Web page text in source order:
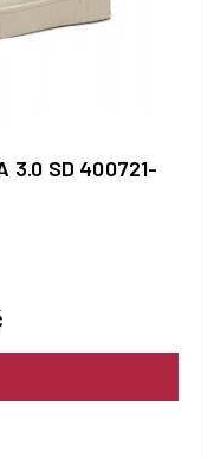
3.0 SD 400721-